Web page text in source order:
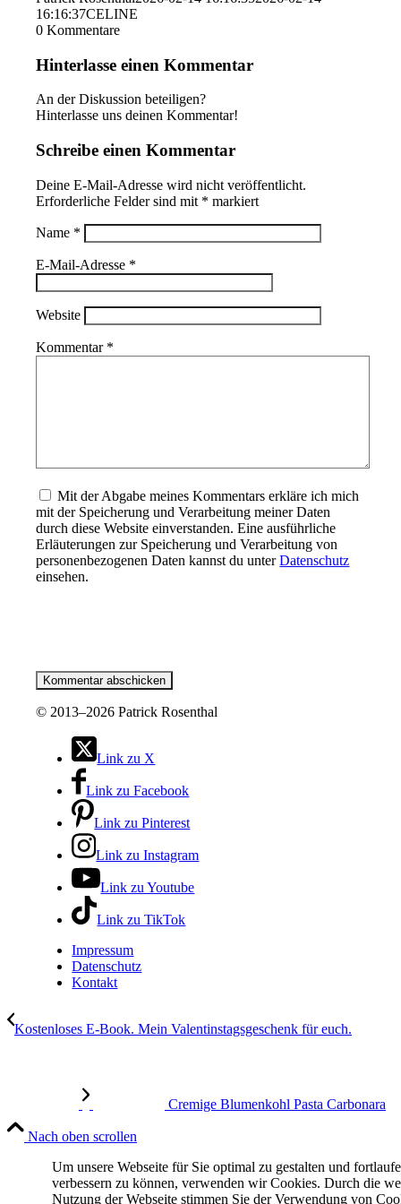
16:16:37CELINE
0 Kommentare
Hinterlasse einen Kommentar
An der Diskussion beteiligen?
Hinterlasse uns deinen Kommentar!
Schreibe einen Kommentar
Deine E-Mail-Adresse wird nicht veröffentlicht.
Erforderliche Felder sind mit * markiert
Name *
E-Mail-Adresse *
Website
Kommentar *
Mit der Abgabe meines Kommentars erkläre ich mich
mit der Speicherung und Verarbeitung meiner Daten
durch diese Website einverstanden. Eine ausführliche
Erläuterungen zur Speicherung und Verarbeitung von
personenbezogenen Daten kannst du unterDatenschutz
einsehen.
© 2013–2026 Patrick Rosenthal
Link zu X
Link zu Facebook
Link zu Pinterest
Link zu Instagram
Link zu Youtube
Link zu TikTok
Impressum
Datenschutz
Kontakt
Kostenloses E-Book. Mein Valentinstagsgeschenk für euch.
Cremige Blumenkohl Pasta Carbonara
Nach oben scrollen
Um unsere Webseite für Sie optimal zu gestalten und
verbessern zu können, verwenden wir Cookies. Durch die
Nutzung der Webseite stimmen Sie der Verwendung von